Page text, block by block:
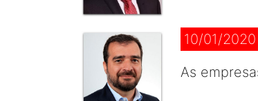
10/01/2020
As